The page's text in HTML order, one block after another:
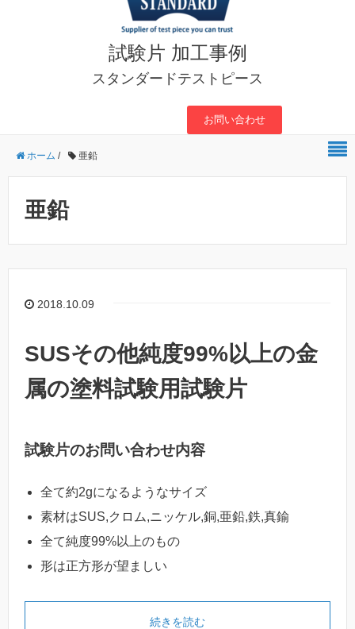
試験片 加工事例
スタンダードテストピース
お問い合わせ
ホーム / 亜鉛
亜鉛
2018.10.09
SUSその他純度99%以上の金
属の塗料試験用試験片
試験片のお問い合わせ内容
全て約2gになるようなサイズ
素材はSUS,クロム,ニッケル,銅,亜鉛,鉄,真鍮
全て純度99%以上のもの
形は正方形が望ましい
続きを読む